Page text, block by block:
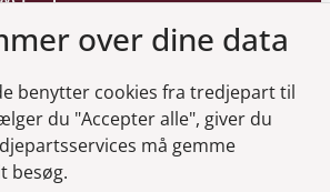
over dine data
benytter cookies fra tredjepart til
du "Accepter alle", giver du
må gemme
besøg.